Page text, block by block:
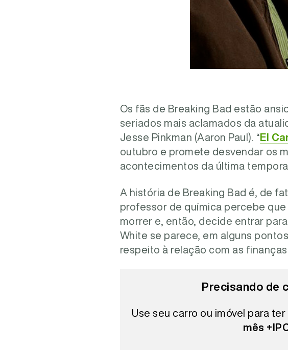
Os fãs de Breaking Bad estão
seriados mais aclamados da
Jesse Pinkman (Aaron Paul). “El
outubro e promete desvendar os
acontecimentos da última
A história de Breaking Bad é, de
professor de química percebe
morrer e, então, decide entrar
White se parece, em alguns
respeito à relação com as finanças.
Precisando de
Use seu carro ou imóvel para
mês